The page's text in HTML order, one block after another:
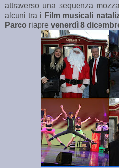
attraverso una sequenza
alcuni tra i Film musicali
Parco riapre venerdì 8